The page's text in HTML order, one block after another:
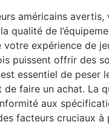
américains avertis,
qualité de
votre expérience de
puissent offrir des
essentiel de peser
de faire un achat. La
aux
facteurs cruciaux à